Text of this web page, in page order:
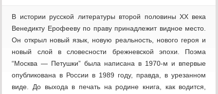
В истории русской литературы второй половины XX века
Венедикту Ерофееву по праву принадлежит видное место.
Он открыл новый язык, новую реальность, нового героя и
новый слой в словесности брежневской эпохи. Поэма
“Москва — Петушки” была написана в 1970-м и впервые
опубликована в России в 1989 году, правда, в урезанном
виде. До выхода в печать на родине книга, как водится,